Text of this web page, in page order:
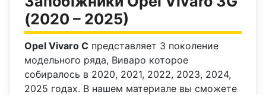
(2020 – 2025)
Opel Vivaro С представляет 3 поколение
модельного ряда, Виваро которое
собиралось в 2020, 2021, 2022, 2023, 2024,
2025 годах. В нашем материале вы сможете